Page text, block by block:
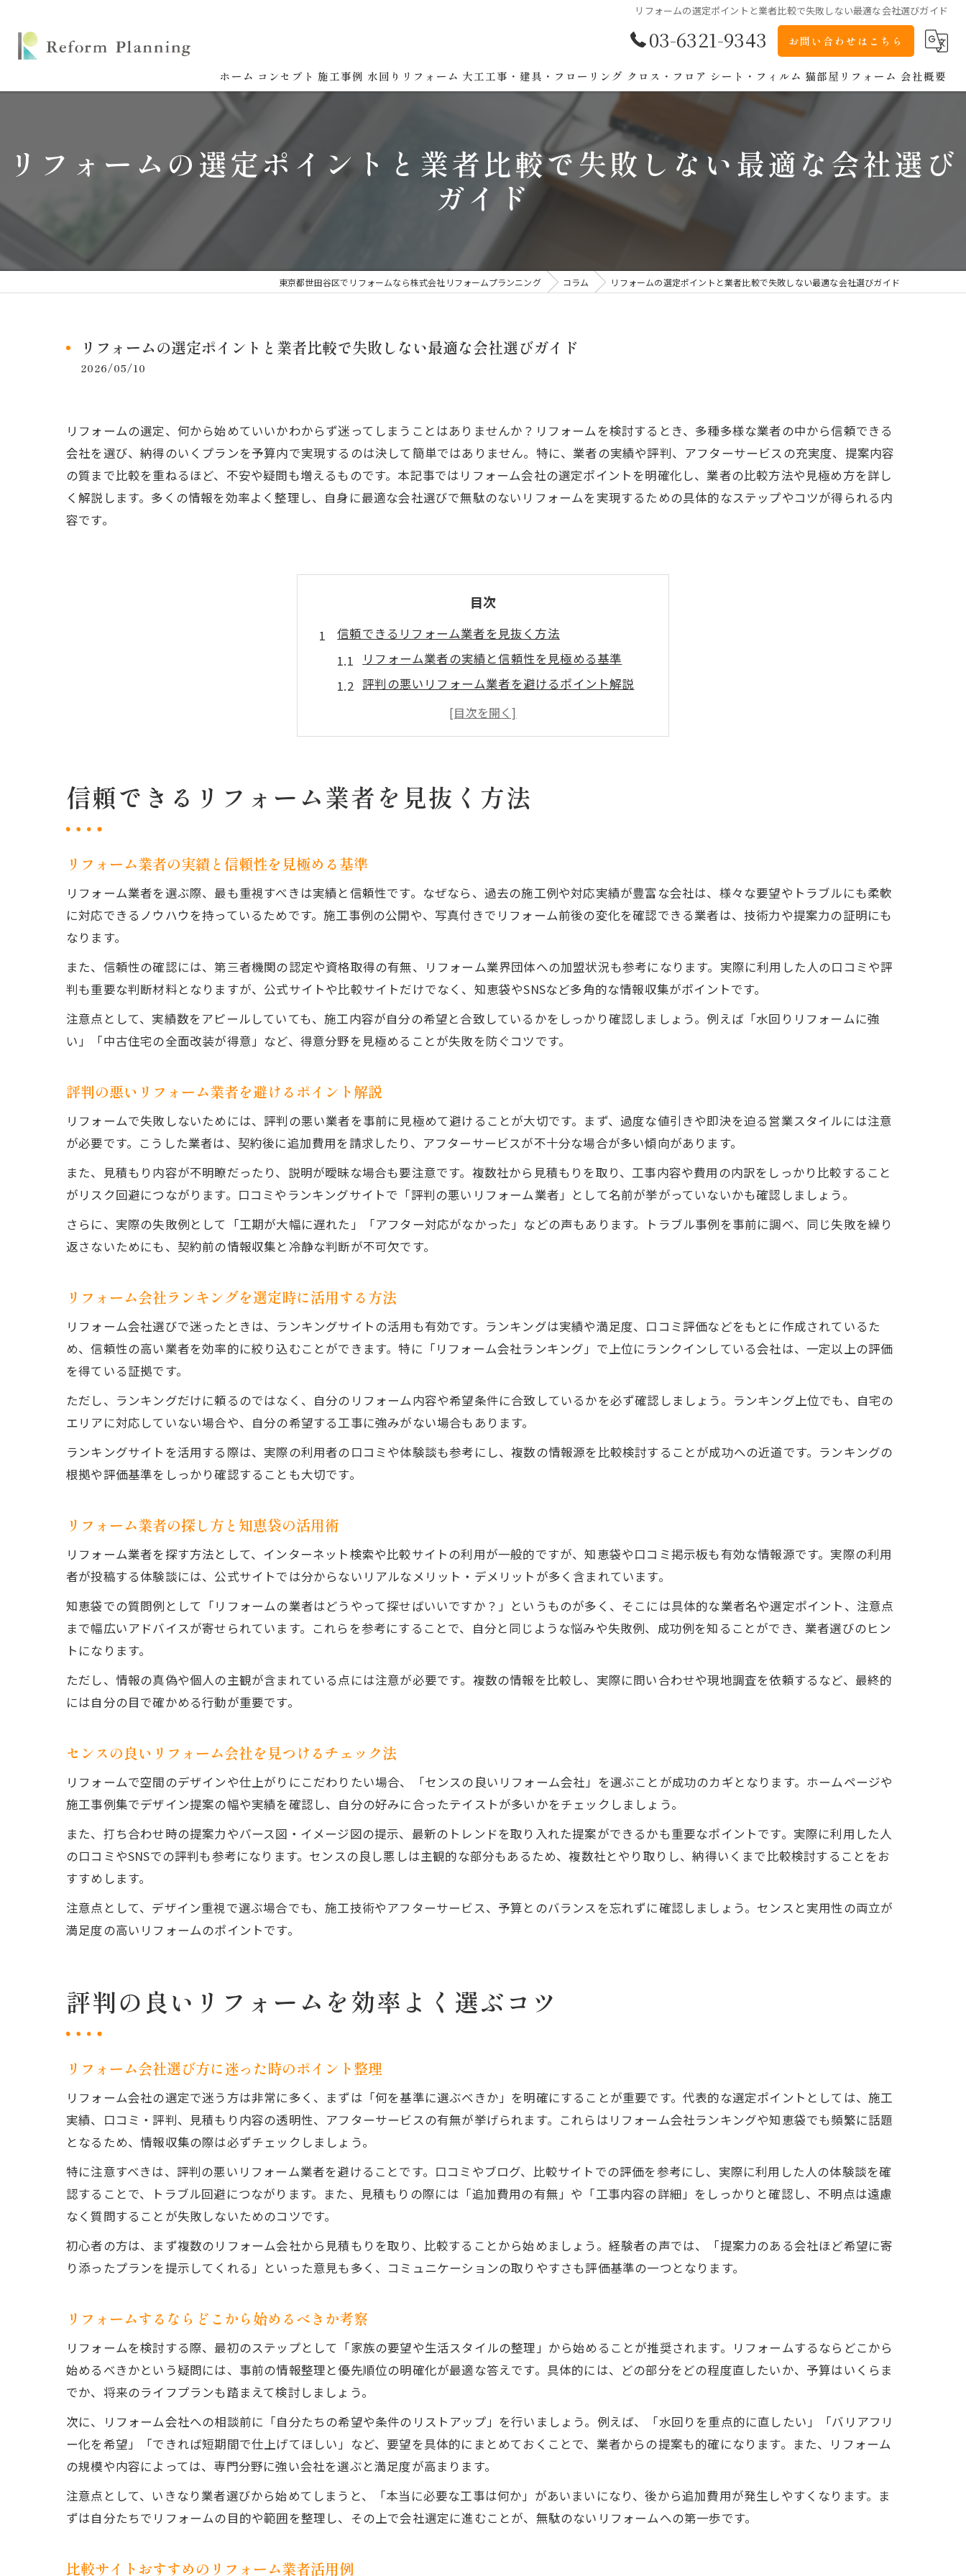
リフォームの選定ポイントと業者比較で失敗しない最適な会社選びガイド
03-6321-9343 お問い合わせはこちら
ホーム コンセプト 施工事例 水回りリフォーム 大工工事・建具・フローリング クロス・フロア シート・フィルム 猫部屋リフォーム 会社概要
リフォームの選定ポイントと業者比較で失敗しない最適な会社選び
ガイド
東京都世田谷区でリフォームなら株式会社リフォームプランニング コラム リフォームの選定ポイントと業者比較で失敗しない最適な会社選びガイド
リフォームの選定ポイントと業者比較で失敗しない最適な会社選びガイド
2026/05/10
リフォームの選定、何から始めていいかわからず迷ってしまうことはありませんか？リフォームを検討するとき、多種多様な業者の中から信頼できる
会社を選び、納得のいくプランを予算内で実現するのは決して簡単ではありません。特に、業者の実績や評判、アフターサービスの充実度、提案内容
の質まで比較を重ねるほど、不安や疑問も増えるものです。本記事ではリフォーム会社の選定ポイントを明確化し、業者の比較方法や見極め方を詳し
く解説します。多くの情報を効率よく整理し、自身に最適な会社選びで無駄のないリフォームを実現するための具体的なステップやコツが得られる内
容です。
目次
信頼できるリフォーム業者を見抜く方法
リフォーム業者の実績と信頼性を見極める基準
評判の悪いリフォーム業者を避けるポイント解説
リフォーム会社ランキングを選定時に活用する方法
リフォーム業者の探し方と知恵袋の活用術
評判の良いリフォームを効率よく選ぶコツ
リフォーム会社選び方に迷った時のポイント整理
比較サイトおすすめのリフォーム業者活用例
知恵袋で見つける評判の良いリフォーム会社
ブログ情報を活かしたリフォーム会社選定術
リフォーム会社比較で失敗しないチェック項目
評判の悪いリフォーム業者の特徴と回避法
見積もり比較のコツとリフォーム選定ポイント
ランキング情報を信頼できるリフォーム選定に活用
センス重視で選ぶリフォームの極意とは
センスの良いリフォーム会社選定の見極め方
リフォーム業者探し方でデザイン力を評価する方法
ブログを活用したセンス重視のリフォーム比較術
リフォーム比較サイト活用で納得の選定
ランキングと口コミでリフォーム会社を比較検討
ブログや知恵袋情報を比較サイトで補完する方法
成功事例に学ぶリフォーム会社選定の秘訣
評判の良い業者と悪い業者の事例比較ポイント
信頼できるリフォーム業者を見抜く方法
リフォーム業者の実績と信頼性を見極める基準
リフォーム業者を選ぶ際、最も重視すべきは実績と信頼性です。なぜなら、過去の施工例や対応実績が豊富な会社は、様々な要望やトラブルにも柔軟
に対応できるノウハウを持っているためです。施工事例の公開や、写真付きでリフォーム前後の変化を確認できる業者は、技術力や提案力の証明にも
なります。
また、信頼性の確認には、第三者機関の認定や資格取得の有無、リフォーム業界団体への加盟状況も参考になります。実際に利用した人の口コミや評
判も重要な判断材料となりますが、公式サイトや比較サイトだけでなく、知恵袋やSNSなど多角的な情報収集がポイントです。
注意点として、実績数をアピールしていても、施工内容が自分の希望と合致しているかをしっかり確認しましょう。例えば「水回りリフォームに強
い」「中古住宅の全面改装が得意」など、得意分野を見極めることが失敗を防ぐコツです。
評判の悪いリフォーム業者を避けるポイント解説
リフォームで失敗しないためには、評判の悪い業者を事前に見極めて避けることが大切です。まず、過度な値引きや即決を迫る営業スタイルには注意
が必要です。こうした業者は、契約後に追加費用を請求したり、アフターサービスが不十分な場合が多い傾向があります。
また、見積もり内容が不明瞭だったり、説明が曖昧な場合も要注意です。複数社から見積もりを取り、工事内容や費用の内訳をしっかり比較すること
がリスク回避につながります。口コミやランキングサイトで「評判の悪いリフォーム業者」として名前が挙がっていないかも確認しましょう。
さらに、実際の失敗例として「工期が大幅に遅れた」「アフター対応がなかった」などの声もあります。トラブル事例を事前に調べ、同じ失敗を繰り
返さないためにも、契約前の情報収集と冷静な判断が不可欠です。
リフォーム会社ランキングを選定時に活用する方法
リフォーム会社選びで迷ったときは、ランキングサイトの活用も有効です。ランキングは実績や満足度、口コミ評価などをもとに作成されているた
め、信頼性の高い業者を効率的に絞り込むことができます。特に「リフォーム会社ランキング」で上位にランクインしている会社は、一定以上の評価
を得ている証拠です。
ただし、ランキングだけに頼るのではなく、自分のリフォーム内容や希望条件に合致しているかを必ず確認しましょう。ランキング上位でも、自宅の
エリアに対応していない場合や、自分の希望する工事に強みがない場合もあります。
ランキングサイトを活用する際は、実際の利用者の口コミや体験談も参考にし、複数の情報源を比較検討することが成功への近道です。ランキングの
根拠や評価基準をしっかり確認することも大切です。
リフォーム業者の探し方と知恵袋の活用術
リフォーム業者を探す方法として、インターネット検索や比較サイトの利用が一般的ですが、知恵袋や口コミ掲示板も有効な情報源です。実際の利用
者が投稿する体験談には、公式サイトでは分からないリアルなメリット・デメリットが多く含まれています。
知恵袋での質問例として「リフォームの業者はどうやって探せばいいですか？」というものが多く、そこには具体的な業者名や選定ポイント、注意点
まで幅広いアドバイスが寄せられています。これらを参考にすることで、自分と同じような悩みや失敗例、成功例を知ることができ、業者選びのヒン
トになります。
ただし、情報の真偽や個人の主観が含まれている点には注意が必要です。複数の情報を比較し、実際に問い合わせや現地調査を依頼するなど、最終的
には自分の目で確かめる行動が重要です。
センスの良いリフォーム会社を見つけるチェック法
リフォームで空間のデザインや仕上がりにこだわりたい場合、「センスの良いリフォーム会社」を選ぶことが成功のカギとなります。ホームページや
施工事例集でデザイン提案の幅や実績を確認し、自分の好みに合ったテイストが多いかをチェックしましょう。
また、打ち合わせ時の提案力やパース図・イメージ図の提示、最新のトレンドを取り入れた提案ができるかも重要なポイントです。実際に利用した人
の口コミやSNSでの評判も参考になります。センスの良し悪しは主観的な部分もあるため、複数社とやり取りし、納得いくまで比較検討することをお
すすめします。
注意点として、デザイン重視で選ぶ場合でも、施工技術やアフターサービス、予算とのバランスを忘れずに確認しましょう。センスと実用性の両立が
満足度の高いリフォームのポイントです。
評判の良いリフォームを効率よく選ぶコツ
リフォーム会社選び方に迷った時のポイント整理
リフォーム会社の選定で迷う方は非常に多く、まずは「何を基準に選ぶべきか」を明確にすることが重要です。代表的な選定ポイントとしては、施工
実績、口コミ・評判、見積もり内容の透明性、アフターサービスの有無が挙げられます。これらはリフォーム会社ランキングや知恵袋でも頻繁に話題
となるため、情報収集の際は必ずチェックしましょう。
特に注意すべきは、評判の悪いリフォーム業者を避けることです。口コミやブログ、比較サイトでの評価を参考にし、実際に利用した人の体験談を確
認することで、トラブル回避につながります。また、見積もりの際には「追加費用の有無」や「工事内容の詳細」をしっかりと確認し、不明点は遠慮
なく質問することが失敗しないためのコツです。
初心者の方は、まず複数のリフォーム会社から見積もりを取り、比較することから始めましょう。経験者の声では、「提案力のある会社ほど希望に寄
り添ったプランを提示してくれる」といった意見も多く、コミュニケーションの取りやすさも評価基準の一つとなります。
リフォームするならどこから始めるべきか考察
リフォームを検討する際、最初のステップとして「家族の要望や生活スタイルの整理」から始めることが推奨されます。リフォームするならどこから
始めるべきかという疑問には、事前の情報整理と優先順位の明確化が最適な答えです。具体的には、どの部分をどの程度直したいか、予算はいくらま
でか、将来のライフプランも踏まえて検討しましょう。
次に、リフォーム会社への相談前に「自分たちの希望や条件のリストアップ」を行いましょう。例えば、「水回りを重点的に直したい」「バリアフリ
ー化を希望」「できれば短期間で仕上げてほしい」など、要望を具体的にまとめておくことで、業者からの提案も的確になります。また、リフォーム
の規模や内容によっては、専門分野に強い会社を選ぶと満足度が高まります。
注意点として、いきなり業者選びから始めてしまうと、「本当に必要な工事は何か」があいまいになり、後から追加費用が発生しやすくなります。ま
ずは自分たちでリフォームの目的や範囲を整理し、その上で会社選定に進むことが、無駄のないリフォームへの第一歩です。
比較サイトおすすめのリフォーム業者活用例